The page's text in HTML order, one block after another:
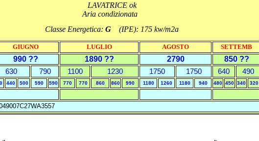
LAVATRICE ok
Aria condizionata
Classe Energetica: G (IPE): 175 kw/m2a
GIUGNO LUGLIO AGOSTO SETTEMB
990 ?? 1890 ?? 2790 850 ??
630 790 1100 1230 1750 1750 640 490
440 500 590 590 770 770 860 860 990 1180 1260 1180 940 480 450 340 320